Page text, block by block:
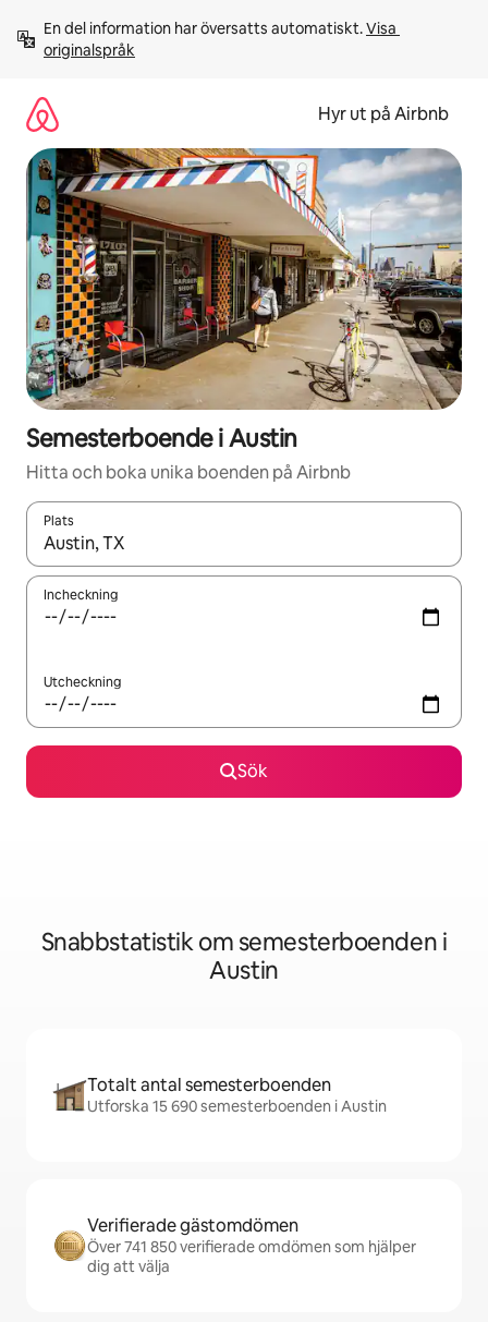
innehåll
En del information har översatts automatiskt. Visa
originalspråk
Hyr ut på Airbnb
Semesterboende i Austin
Hitta och boka unika boenden på Airbnb
Plats
När resultaten är tillgängliga kan du navigera med upp- och
Incheckning
Utcheckning
Sök
Snabbstatistik om semesterboenden i
Austin
Totalt antal semesterboenden
Utforska 15 690 semesterboenden i Austin
Verifierade gästomdömen
Över 741 850 verifierade omdömen som hjälper
dig att välja